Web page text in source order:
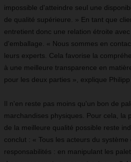
impossible d'atteindre seul une
de qualité supérieure. » En tant que
entretient donc une relation étroite
d'emballage. « Nous sommes en
leurs experts. Cela favorise la
à une meilleure transparence en
pour les deux parties », explique Philipp
Il n'en reste pas moins qu'un bon de
marchandises physiques. Pour cela, la
de la meilleure qualité possible reste
conclut : « Tous les acteurs du
responsabilités : en manipulant les